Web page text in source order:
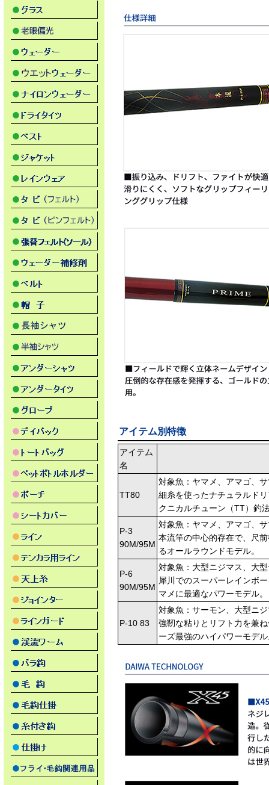
アイテム別特徴
アイテム
名
TT80
対象魚：ヤマメ、アマゴ、
細糸を使ったナチュラルド
クニカルチューン（TT）釣
P-3
90M/95M
対象魚：ヤマメ、アマゴ、
本流竿の中心的存在で、尺
るオールラウンドモデル。
P-6
90M/95M
対象魚：大型ニジマス、大
犀川でのスーパーレインボ
マメに最適なパワーモデル。
P-10 83
対象魚：サーモン、大型ニ
強靭な粘りとリフト力を兼
ーズ最強のハイパワーモデ